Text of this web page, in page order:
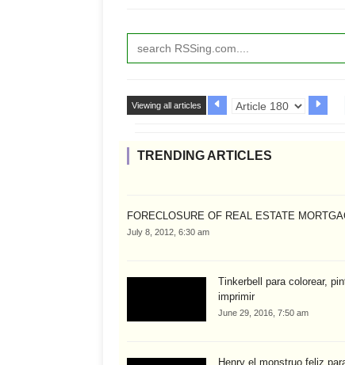
Viewing all articles
TRENDING ARTICLES
FORECLOSURE OF REAL ESTATE
July 8, 2012, 6:30 am
Tinkerbell para colorear,
imprimir
June 29, 2016, 7:50 am
Henry el monstruo feliz